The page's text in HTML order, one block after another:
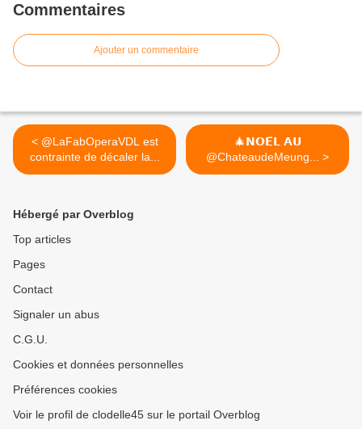
Commentaires
Ajouter un commentaire
< @LaFabOperaVDL est
contrainte de décaler la...
🎄𝗡𝗢𝗘̈𝗟 𝗔𝗨
@ChateaudeMeung... >
Hébergé par Overblog
Top articles
Pages
Contact
Signaler un abus
C.G.U.
Cookies et données personnelles
Préférences cookies
Voir le profil de clodelle45 sur le portail Overblog